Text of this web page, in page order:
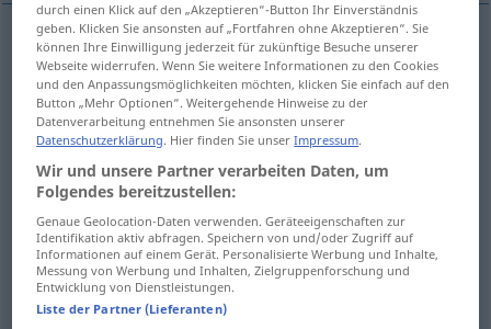
ascuțit scharfMesser
picant scharf Essen
clar scharf FOTO
durch einen Klick auf den „Akzeptieren“-Button Ihr Einverständnis
geben. Klicken Sie ansonsten auf „Fortfahren ohne Akzeptieren“. Sie
können Ihre Einwilligung jederzeit für zukünftige Besuche unserer
Webseite widerrufen. Wenn Sie weitere Informationen zu den Cookies
und den Anpassungsmöglichkeiten möchten, klicken Sie einfach auf den
Button „Mehr Optionen“. Weitergehende Hinweise zu der
Datenverarbeitung entnehmen Sie ansonsten unserer
Datenschutzerklärung. Hier finden Sie unserImpressum.
Wir und unsere Partner verarbeiten Daten, um
Folgendes bereitzustellen:
Genaue Geolocation-Daten verwenden. Geräteeigenschaften zur
Identifikation aktiv abfragen. Speichern von und/oder Zugriff auf
Informationen auf einem Gerät. Personalisierte Werbung und Inhalte,
Messung von Werbung und Inhalten, Zielgruppenforschung und
Entwicklung von Dienstleistungen.
Liste der Partner (Lieferanten)